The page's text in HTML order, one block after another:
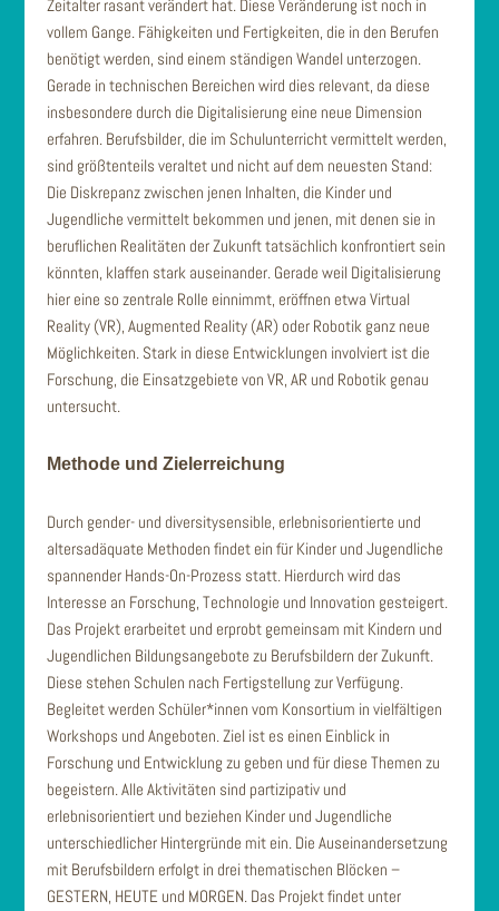
Zeitalter rasant verändert hat. Diese Veränderung ist noch in
vollem Gange. Fähigkeiten und Fertigkeiten, die in den Berufen
benötigt werden, sind einem ständigen Wandel unterzogen.
Gerade in technischen Bereichen wird dies relevant, da diese
insbesondere durch die Digitalisierung eine neue Dimension
erfahren. Berufsbilder, die im Schulunterricht vermittelt werden,
sind größtenteils veraltet und nicht auf dem neuesten Stand:
Die Diskrepanz zwischen jenen Inhalten, die Kinder und
Jugendliche vermittelt bekommen und jenen, mit denen sie in
beruflichen Realitäten der Zukunft tatsächlich konfrontiert sein
könnten, klaffen stark auseinander. Gerade weil Digitalisierung
hier eine so zentrale Rolle einnimmt, eröffnen etwa Virtual
Reality (VR), Augmented Reality (AR) oder Robotik ganz neue
Möglichkeiten. Stark in diese Entwicklungen involviert ist die
Forschung, die Einsatzgebiete von VR, AR und Robotik genau
untersucht.
Methode und Zielerreichung
Durch gender- und diversitysensible, erlebnisorientierte und
altersadäquate Methoden findet ein für Kinder und Jugendliche
spannender Hands-On-Prozess statt. Hierdurch wird das
Interesse an Forschung, Technologie und Innovation gesteigert.
Das Projekt erarbeitet und erprobt gemeinsam mit Kindern und
Jugendlichen Bildungsangebote zu Berufsbildern der Zukunft.
Diese stehen Schulen nach Fertigstellung zur Verfügung.
Begleitet werden Schüler*innen vom Konsortium in vielfältigen
Workshops und Angeboten. Ziel ist es einen Einblick in
Forschung und Entwicklung zu geben und für diese Themen zu
begeistern. Alle Aktivitäten sind partizipativ und
erlebnisorientiert und beziehen Kinder und Jugendliche
unterschiedlicher Hintergründe mit ein. Die Auseinandersetzung
mit Berufsbildern erfolgt in drei thematischen Blöcken –
GESTERN, HEUTE und MORGEN. Das Projekt findet unter